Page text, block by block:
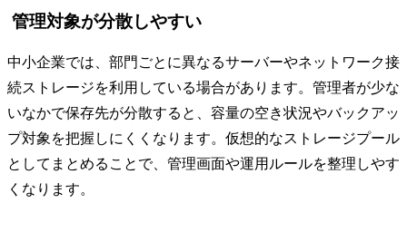
管理対象が分散しやすい
中小企業では、部門ごとに異なるサーバーやネットワーク接
続ストレージを利用している場合があります。管理者が少な
いなかで保存先が分散すると、容量の空き状況やバックアッ
プ対象を把握しにくくなります。仮想的なストレージプール
としてまとめることで、管理画面や運用ルールを整理しやす
くなります。